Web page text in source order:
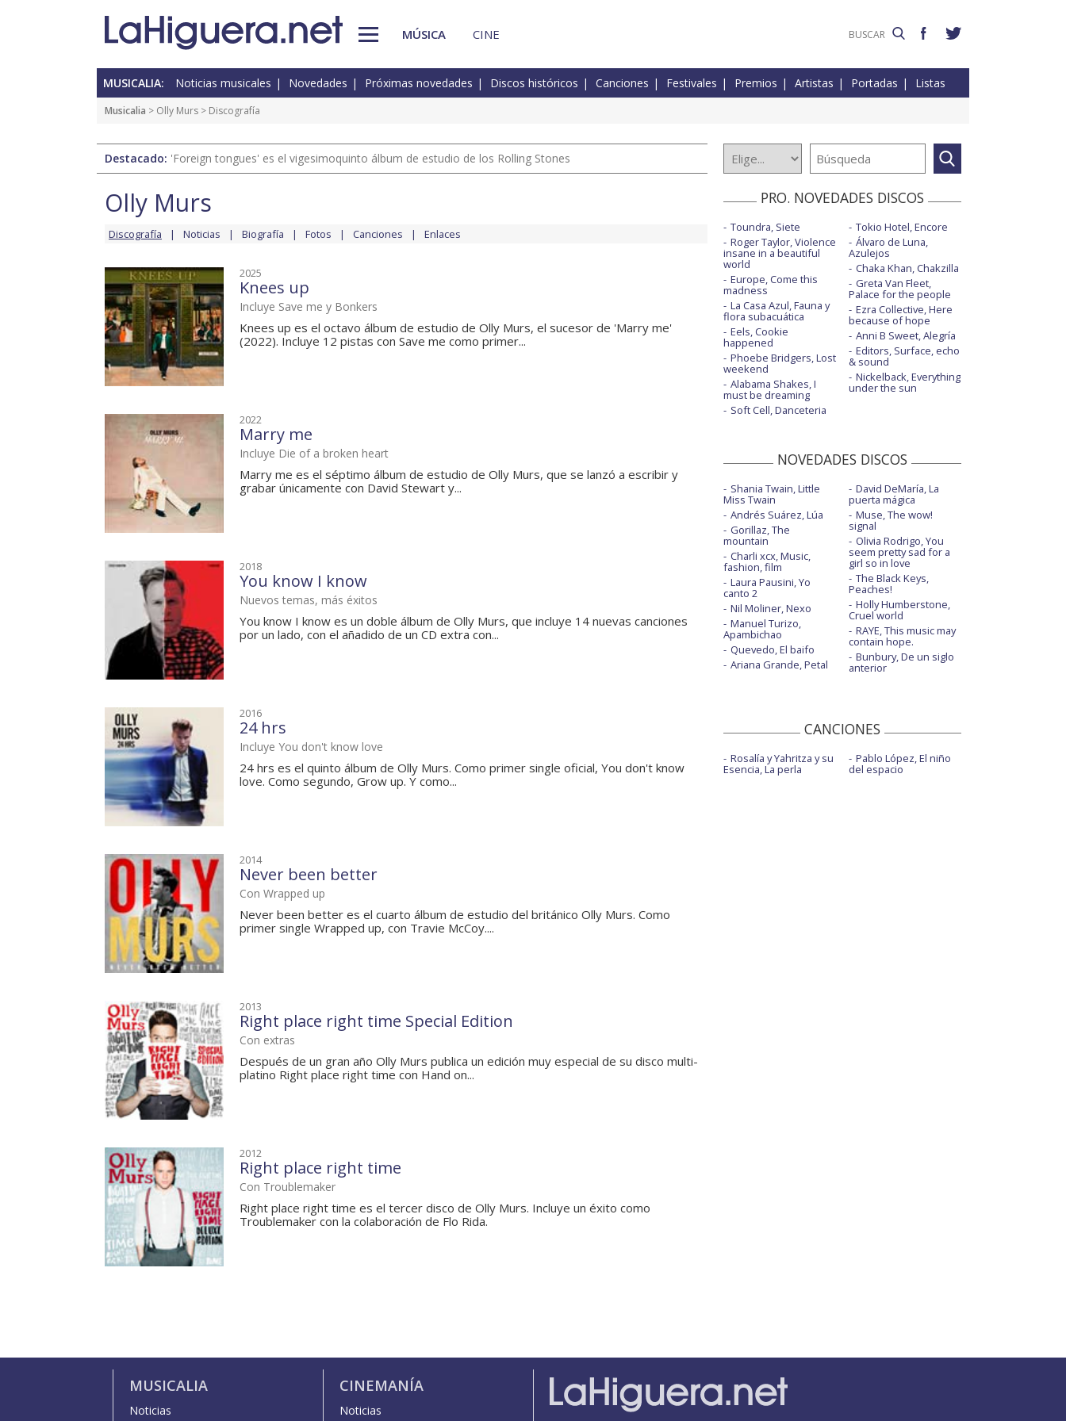
MÚSICA CINE
MUSICALIA: Noticias musicales Novedades Próximas novedades Discos históricos Canciones Festivales Premios Artistas Portadas Listas
Musicalia > Olly Murs > Discografía
Destacado: 'Foreign tongues' es el vigesimoquinto álbum de estudio de los Rolling Stones
Olly Murs
Discografía Noticias Biografía Fotos Canciones Enlaces
2025
Knees up
Incluye Save me y Bonkers
Knees up es el octavo álbum de estudio de Olly Murs, el sucesor de 'Marry me'
(2022). Incluye 12 pistas con Save me como primer...
2022
Marry me
Incluye Die of a broken heart
Marry me es el séptimo álbum de estudio de Olly Murs, que se lanzó a escribir y
grabar únicamente con David Stewart y...
2018
You know I know
Nuevos temas, más éxitos
You know I know es un doble álbum de Olly Murs, que incluye 14 nuevas canciones
por un lado, con el añadido de un CD extra con...
2016
24 hrs
Incluye You don't know love
24 hrs es el quinto álbum de Olly Murs. Como primer single oficial, You don't know
love. Como segundo, Grow up. Y como...
2014
Never been better
Con Wrapped up
Never been better es el cuarto álbum de estudio del británico Olly Murs. Como
primer single Wrapped up, con Travie McCoy....
2013
Right place right time Special Edition
Con extras
Después de un gran año Olly Murs publica un edición muy especial de su disco multi-
platino Right place right time con Hand on...
2012
Right place right time
Con Troublemaker
Right place right time es el tercer disco de Olly Murs. Incluye un éxito como
Troublemaker con la colaboración de Flo Rida.
PRO. NOVEDADES DISCOS
Toundra, Siete
Roger Taylor, Violence
insane in a beautiful
world
Europe, Come this
madness
La Casa Azul, Fauna y
flora subacuática
Eels, Cookie
happened
Phoebe Bridgers, Lost
weekend
Alabama Shakes, I
must be dreaming
Soft Cell, Danceteria
Tokio Hotel, Encore
Álvaro de Luna,
Azulejos
Chaka Khan, Chakzilla
Greta Van Fleet,
Palace for the people
Ezra Collective, Here
because of hope
Anni B Sweet, Alegría
Editors, Surface, echo
& sound
Nickelback, Everything
under the sun
NOVEDADES DISCOS
Shania Twain, Little
Miss Twain
Andrés Suárez, Lúa
Gorillaz, The
mountain
Charli xcx, Music,
fashion, film
Laura Pausini, Yo
canto 2
Nil Moliner, Nexo
Manuel Turizo,
Apambichao
Quevedo, El baifo
Ariana Grande, Petal
David DeMaría, La
puerta mágica
Muse, The wow!
signal
Olivia Rodrigo, You
seem pretty sad for a
girl so in love
The Black Keys,
Peaches!
Holly Humberstone,
Cruel world
RAYE, This music may
contain hope.
Bunbury, De un siglo
anterior
CANCIONES
Rosalía y Yahritza y su
Esencia, La perla
Pablo López, El niño
del espacio
MUSICALIA
Noticias
CINEMANÍA
Noticias